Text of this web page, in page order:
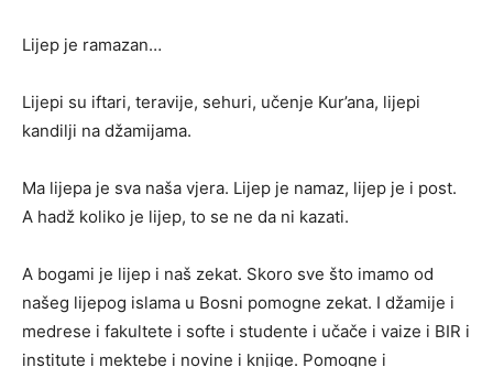
Lijep je ramazan…
Lijepi su iftari, teravije, sehuri, učenje Kur’ana, lijepi
kandilji na džamijama.
Ma lijepa je sva naša vjera. Lijep je namaz, lijep je i post.
A hadž koliko je lijep, to se ne da ni kazati.
A bogami je lijep i naš zekat. Skoro sve što imamo od
našeg lijepog islama u Bosni pomogne zekat. I džamije i
medrese i fakultete i softe i studente i učače i vaize i BIR i
institute i mektebe i novine i knjige. Pomogne i